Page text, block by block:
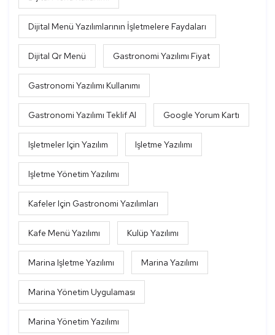
Dijital Menü Yazılımlarının İşletmelere Faydaları
Dijital Qr Menü Gastronomi Yazılımı Fiyat
Gastronomi Yazılımı Kullanımı
Gastronomi Yazılımı Teklif Al Google Yorum Kartı
Işletmeler Için Yazılım Işletme Yazılımı
Işletme Yönetim Yazılımı
Kafeler Için Gastronomi Yazılımları
Kafe Menü Yazılımı Kulüp Yazılımı
Marina Işletme Yazılımı Marina Yazılımı
Marina Yönetim Uygulaması
Marina Yönetim Yazılımı